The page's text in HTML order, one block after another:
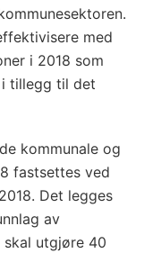
med
i 2018 som
tillegg til det
kommunale og
fastsettes ved
Det legges
av
utgjøre 40